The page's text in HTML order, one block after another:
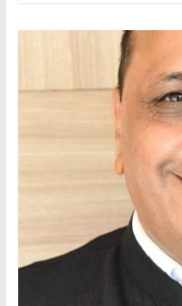
o
k
A
p
p